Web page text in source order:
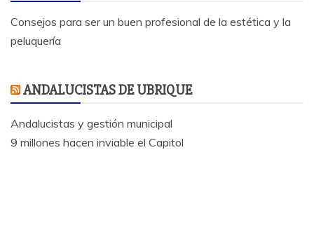
Consejos para ser un buen profesional de la estética y la
peluquería
ANDALUCISTAS DE UBRIQUE
Andalucistas y gestión municipal
9 millones hacen inviable el Capitol